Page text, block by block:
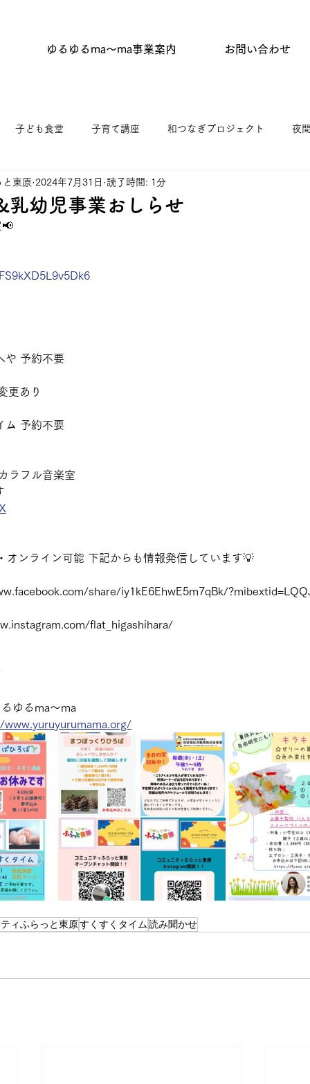
ゆるゆるma〜ma事業案内 お問い合わせ
子ども食堂 子育て講座 和つなぎプロジェクト 夜
イム はらっぱひろば 杉並わっか塾
乳幼児事業おしらせ
と東原 2024年7月31日 読了時間: 1分
📢
や 予約不要
更あり
ム 予約不要
ラフル音楽室
オンライン可能 下記からも情報発信しています💡
share/iy1kE6EhwE5m7qBk/
flat_higashihara/
ゆるma〜ma
ィふらっと東原すくすくタイム読み聞かせ